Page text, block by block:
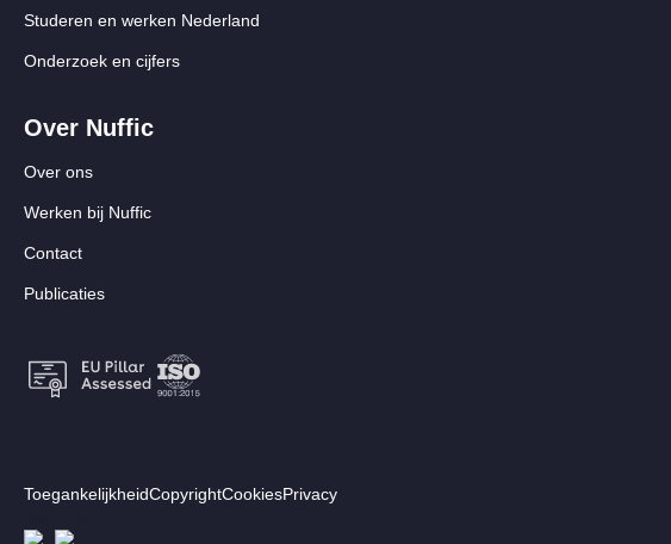
Studeren en werken Nederland
Onderzoek en cijfers
Over Nuffic
Over ons
Werken bij Nuffic
Contact
Publicaties
Footer:
ToegankelijkheidCopyrightCookiesPrivacy